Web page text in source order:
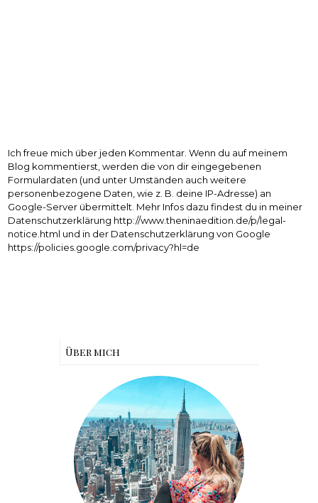
Ich freue mich über jeden Kommentar. Wenn du auf meinem
Blog kommentierst, werden die von dir eingegebenen
Formulardaten (und unter Umständen auch weitere
personenbezogene Daten, wie z. B. deine IP-Adresse) an
Google-Server übermittelt. Mehr Infos dazu findest du in meiner
Datenschutzerklärung http://www.theninaedition.de/p/legal-
notice.html und in der Datenschutzerklärung von Google
https://policies.google.com/privacy?hl=de
Über mich